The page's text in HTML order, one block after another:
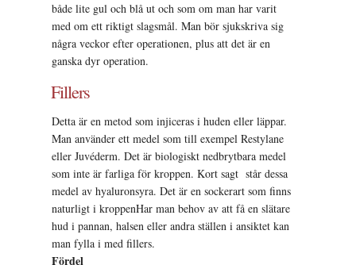
både lite gul och blå ut och som om man har varit
med om ett riktigt slagsmål. Man bör sjukskriva sig
några veckor efter operationen, plus att det är en
ganska dyr operation.
Fillers
Detta är en metod som injiceras i huden eller läppar.
Man använder ett medel som till exempel Restylane
eller Juvéderm. Det är biologiskt nedbrytbara medel
som inte är farliga för kroppen. Kort sagt står dessa
medel av hyaluronsyra. Det är en sockerart som finns
naturligt i kroppenHar man behov av att få en slätare
hud i pannan, halsen eller andra ställen i ansiktet kan
man fylla i med fillers.
Fördel